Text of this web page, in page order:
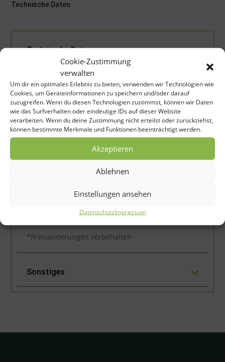
Cookie-Zustimmung
verwalten
Um dir ein optimales Erlebnis zu bieten, verwenden wir Technologien wie
Cookies, um Geräteinformationen zu speichern und/oder darauf
zuzugreifen. Wenn du diesen Technologien zustimmst, können wir Daten
wie das Surfverhalten oder eindeutige IDs auf dieser Website
verarbeiten. Wenn du deine Zustimmung nicht erteilst oder zurückziehst,
können bestimmte Merkmale und Funktionen beeinträchtigt werden.
Akzeptieren
Ablehnen
Einstellungen ansehen
DatenschutzImpressum
Technische Daten
Technische Daten
Modell PS Behältervolumen
Maße
(cm)
PR150
Ersatzteilliste
10-
25
60 Ltr. 73x73x85 2-6 m
20-
200 Ltr.
25-
40
270 Ltr.
*Preisänderungen vorbehalten
Sonstiges